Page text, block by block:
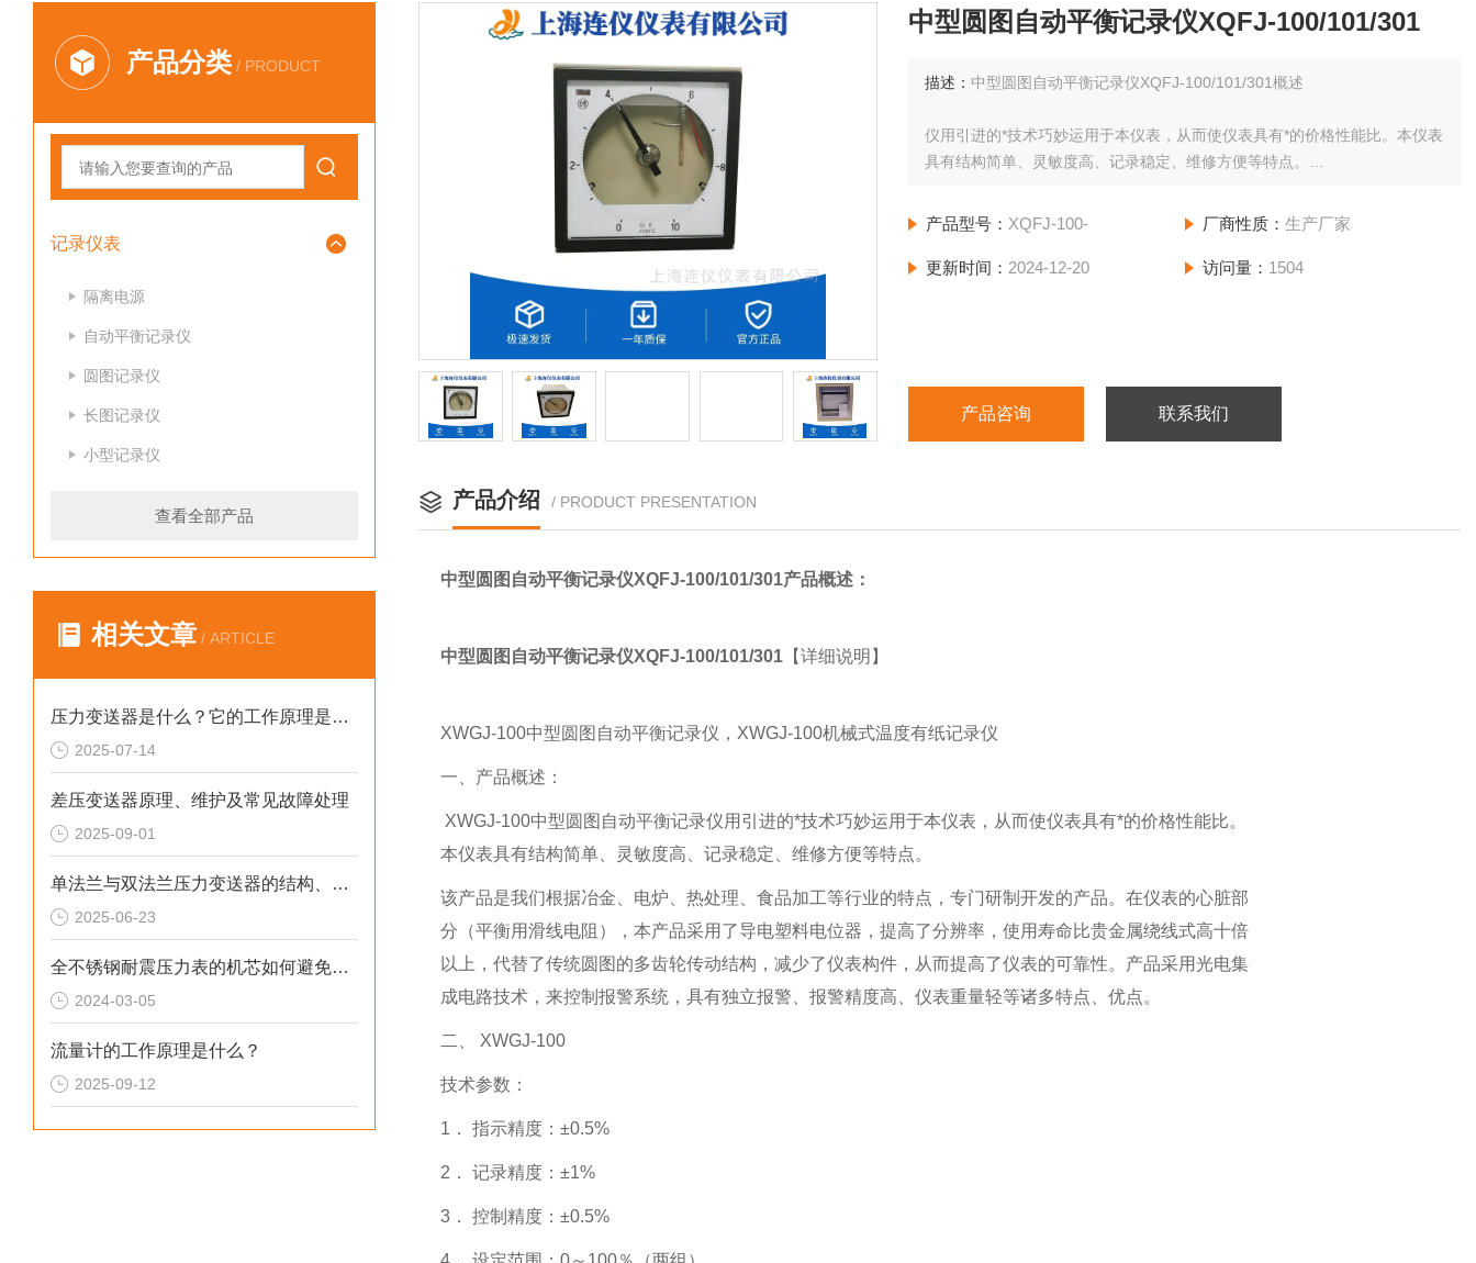
产品分类 / PRODUCT
记录仪表
隔离电源
自动平衡记录仪
圆图记录仪
长图记录仪
小型记录仪
查看全部产品
相关文章 / ARTICLE
压力变送器是什么？它的工作原理是什么？
2025-07-14
差压变送器原理、维护及常见故障处理
2025-09-01
单法兰与双法兰压力变送器的结构、原理及应用分析
2025-06-23
全不锈钢耐震压力表的机芯如何避免磨损？
2024-03-05
流量计的工作原理是什么？
2025-09-12
中型圆图自动平衡记录仪XQFJ-100/101/301
描述： 中型圆图自动平衡记录仪XQFJ-100/101/301概述
仪用引进的*技术巧妙运用于本仪表，从而使仪表具有*的价格性能比。本仪表
具有结构简单、灵敏度高、记录稳定、维修方便等特点。
该产品是我们根据冶金、电炉、热处理、食品加工等行业的特点，专门研制
产品型号： XQFJ-100- 厂商性质： 生产厂家
更新时间： 2024-12-20 访问量： 1504
产品咨询 联系我们
产品介绍 / PRODUCT PRESENTATION
中型圆图自动平衡记录仪XQFJ-100/101/301产品概述：
中型圆图自动平衡记录仪XQFJ-100/101/301 【详细说明】
XWGJ-100中型圆图自动平衡记录仪，XWGJ-100机械式温度有纸记录仪
一、产品概述：
XWGJ-100中型圆图自动平衡记录仪用引进的*技术巧妙运用于本仪表，从而使仪表具有*的价格性能比。
本仪表具有结构简单、灵敏度高、记录稳定、维修方便等特点。
该产品是我们根据冶金、电炉、热处理、食品加工等行业的特点，专门研制开发的产品。在仪表的心脏部
分（平衡用滑线电阻），本产品采用了导电塑料电位器，提高了分辨率，使用寿命比贵金属绕线式高十倍
以上，代替了传统圆图的多齿轮传动结构，减少了仪表构件，从而提高了仪表的可靠性。产品采用光电集
成电路技术，来控制报警系统，具有独立报警、报警精度高、仪表重量轻等诸多特点、优点。
二、 XWGJ-100
技术参数：
1． 指示精度：±0.5%
2． 记录精度：±1%
3． 控制精度：±0.5%